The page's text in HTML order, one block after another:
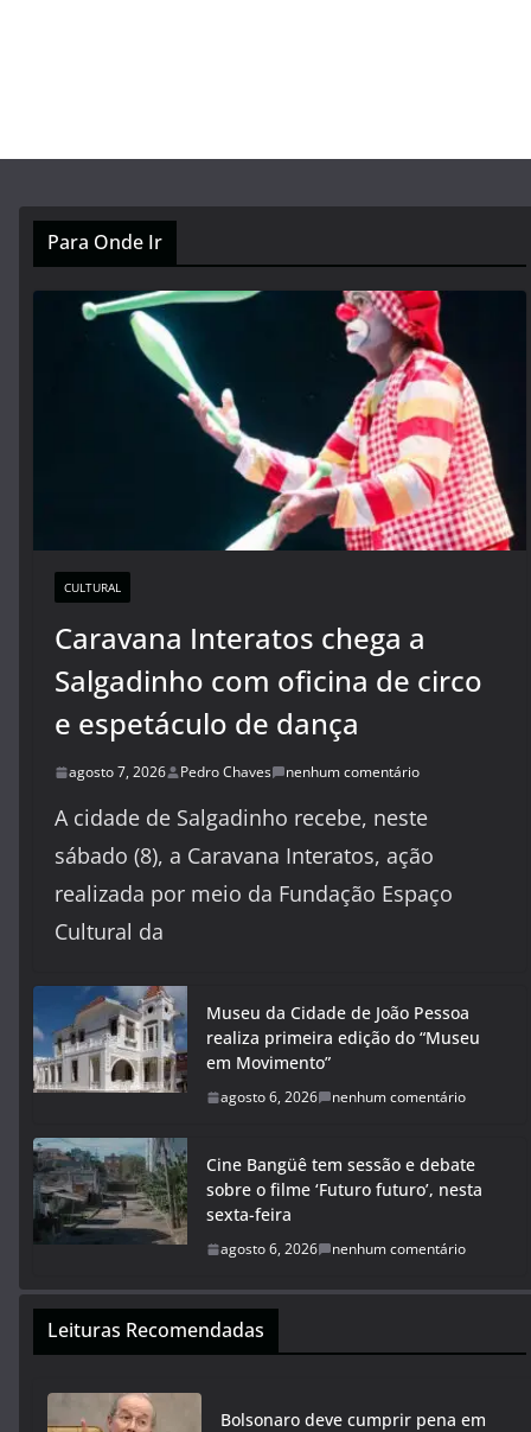
Para Onde Ir
CULTURAL
Caravana Interatos chega a
Salgadinho com oficina de circo
e espetáculo de dança
agosto 7, 2026 Pedro Chaves nenhum comentário
A cidade de Salgadinho recebe, neste
sábado (8), a Caravana Interatos, ação
realizada por meio da Fundação Espaço
Cultural da
Museu da Cidade de João Pessoa
realiza primeira edição do “Museu
em Movimento”
agosto 6, 2026 nenhum comentário
Cine Bangüê tem sessão e debate
sobre o filme ‘Futuro futuro’, nesta
sexta-feira
agosto 6, 2026 nenhum comentário
Leituras Recomendadas
Bolsonaro deve cumprir pena em